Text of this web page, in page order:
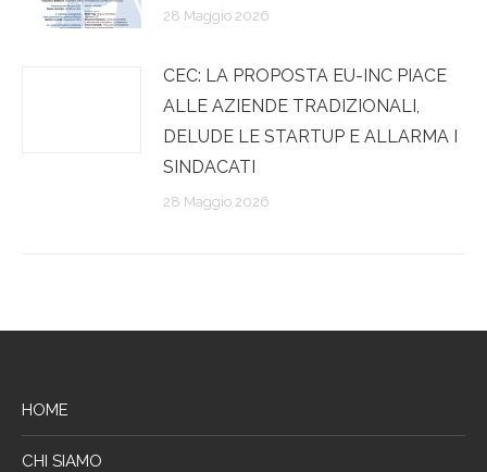
28 Maggio 2026
CEC: LA PROPOSTA EU-INC PIACE
ALLE AZIENDE TRADIZIONALI,
DELUDE LE STARTUP E ALLARMA I
SINDACATI
28 Maggio 2026
HOME
CHI SIAMO